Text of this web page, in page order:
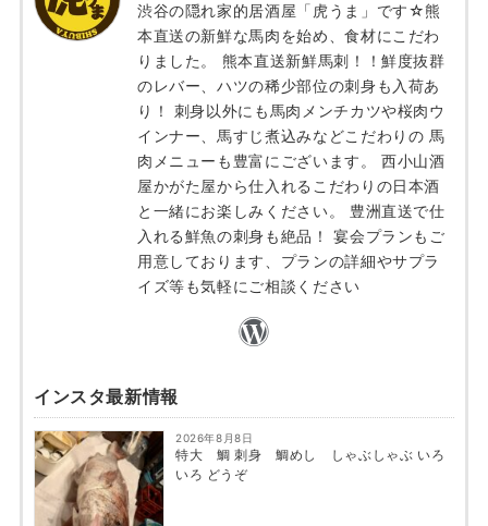
渋谷の隠れ家的居酒屋「虎うま」です☆熊
本直送の新鮮な馬肉を始め、食材にこだわ
りました。 熊本直送新鮮馬刺！！鮮度抜群
のレバー、ハツの稀少部位の刺身も入荷あ
り！ 刺身以外にも馬肉メンチカツや桜肉ウ
インナー、馬すじ煮込みなどこだわりの 馬
肉メニューも豊富にございます。 西小山酒
屋かがた屋から仕入れるこだわりの日本酒
と一緒にお楽しみください。 豊洲直送で仕
入れる鮮魚の刺身も絶品！ 宴会プランもご
用意しております、プランの詳細やサプラ
イズ等も気軽にご相談ください
インスタ最新情報
2026年8月8日
特大 鯛 刺身 鯛めし しゃぶしゃぶ いろ
いろ どうぞ